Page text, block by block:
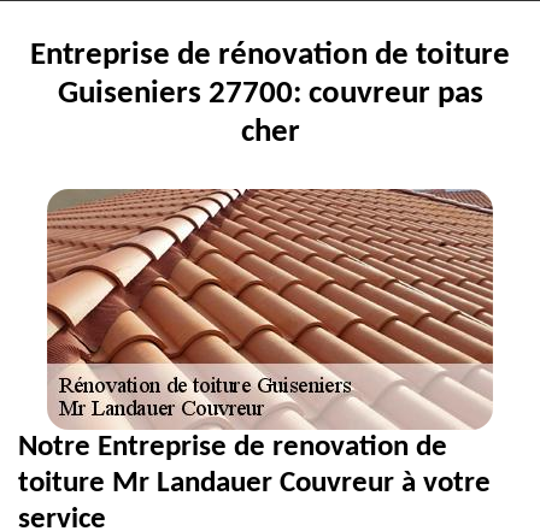
Entreprise de rénovation de toiture
Guiseniers 27700: couvreur pas
cher
Notre Entreprise de renovation de
toiture Mr Landauer Couvreur à votre
service